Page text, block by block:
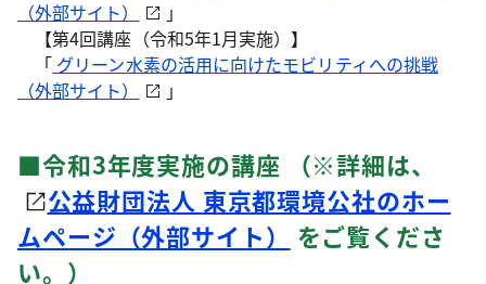
（外部サイト）
」
【第4回講座（令和5年1月実施）】
「 グリーン水素の活用に向けたモビリティへの挑戦
（外部サイト）
」
■令和3年度実施の講座 （※詳細は、
公益財団法人 東京都環境公社のホー
ムページ（外部サイト）
をご覧くださ
い。）